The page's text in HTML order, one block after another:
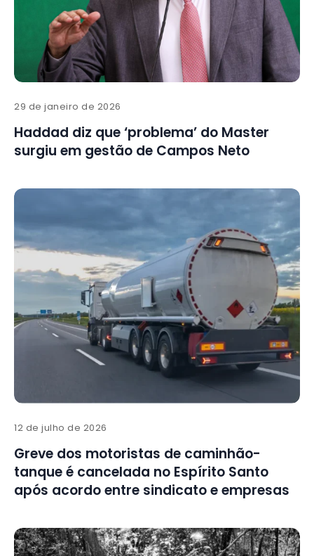
29 de janeiro de 2026
Haddad diz que ‘problema’ do Master
surgiu em gestão de Campos Neto
12 de julho de 2026
Greve dos motoristas de caminhão-
tanque é cancelada no Espírito Santo
após acordo entre sindicato e empresas